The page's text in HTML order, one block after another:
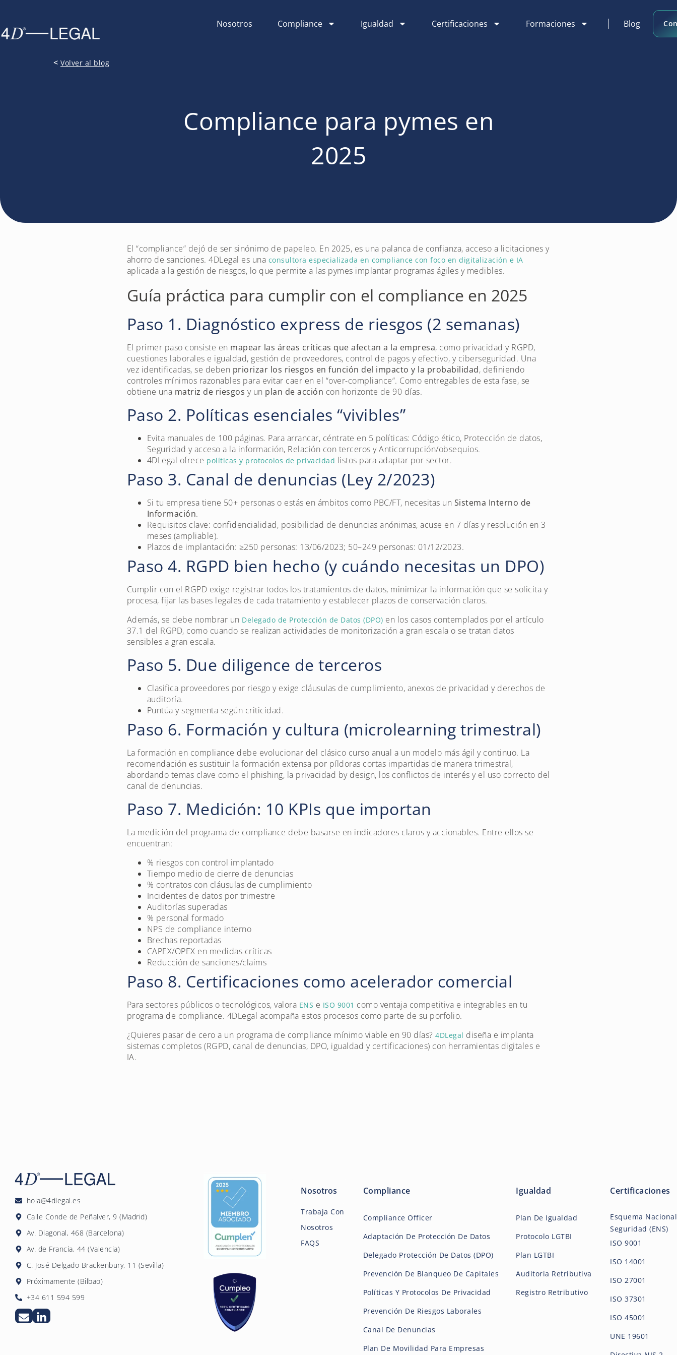
Nosotros Compliance Igualdad Certificaciones Formaciones Blog
< Volver al blog
Compliance para pymes en
2025
El “compliance” dejó de ser sinónimo de papeleo. En 2025, es una palanca de confianza, acceso a licitaciones y
ahorro de sanciones. 4DLegal es una consultora especializada en compliance con foco en digitalización e IA
aplicada a la gestión de riesgos, lo que permite a las pymes implantar programas ágiles y medibles.
Guía práctica para cumplir con el compliance en 2025
Paso 1. Diagnóstico express de riesgos (2 semanas)
El primer paso consiste en mapear las áreas críticas que afectan a la empresa, como privacidad y RGPD,
cuestiones laborales e igualdad, gestión de proveedores, control de pagos y efectivo, y ciberseguridad. Una
vez identificadas, se deben priorizar los riesgos en función del impacto y la probabilidad, definiendo
controles mínimos razonables para evitar caer en el “over-compliance”. Como entregables de esta fase, se
obtiene una matriz de riesgos y un plan de acción con horizonte de 90 días.
Paso 2. Políticas esenciales “vivibles”
Evita manuales de 100 páginas. Para arrancar, céntrate en 5 políticas: Código ético, Protección de datos,
Seguridad y acceso a la información, Relación con terceros y Anticorrupción/obsequios.
4DLegal ofrece políticas y protocolos de privacidad listos para adaptar por sector.
Paso 3. Canal de denuncias (Ley 2/2023)
Si tu empresa tiene 50+ personas o estás en ámbitos como PBC/FT, necesitas un Sistema Interno de
Información.
Requisitos clave: confidencialidad, posibilidad de denuncias anónimas, acuse en 7 días y resolución en 3
meses (ampliable).
Plazos de implantación: ≥250 personas: 13/06/2023; 50–249 personas: 01/12/2023.
Paso 4. RGPD bien hecho (y cuándo necesitas un DPO)
Cumplir con el RGPD exige registrar todos los tratamientos de datos, minimizar la información que se solicita y
procesa, fijar las bases legales de cada tratamiento y establecer plazos de conservación claros.
Además, se debe nombrar un Delegado de Protección de Datos (DPO) en los casos contemplados por el artículo
37.1 del RGPD, como cuando se realizan actividades de monitorización a gran escala o se tratan datos
sensibles a gran escala.
Paso 5. Due diligence de terceros
Clasifica proveedores por riesgo y exige cláusulas de cumplimiento, anexos de privacidad y derechos de
auditoría.
Puntúa y segmenta según criticidad.
Paso 6. Formación y cultura (microlearning trimestral)
La formación en compliance debe evolucionar del clásico curso anual a un modelo más ágil y continuo. La
recomendación es sustituir la formación extensa por píldoras cortas impartidas de manera trimestral,
abordando temas clave como el phishing, la privacidad by design, los conflictos de interés y el uso correcto del
canal de denuncias.
Paso 7. Medición: 10 KPIs que importan
La medición del programa de compliance debe basarse en indicadores claros y accionables. Entre ellos se
encuentran:
% riesgos con control implantado
Tiempo medio de cierre de denuncias
% contratos con cláusulas de cumplimiento
Incidentes de datos por trimestre
Auditorías superadas
% personal formado
NPS de compliance interno
Brechas reportadas
CAPEX/OPEX en medidas críticas
Reducción de sanciones/claims
Paso 8. Certificaciones como acelerador comercial
Para sectores públicos o tecnológicos, valora ENS e ISO 9001 como ventaja competitiva e integrables en tu
programa de compliance. 4DLegal acompaña estos procesos como parte de su porfolio.
¿Quieres pasar de cero a un programa de compliance mínimo viable en 90 días?4DLegal diseña e implanta
sistemas completos (RGPD, canal de denuncias, DPO, igualdad y certificaciones) con herramientas digitales e
IA.
hola@4dlegal.es
Calle Conde de Peñalver, 9 (Madrid)
Av. Diagonal, 468 (Barcelona)
Av. de Francia, 44 (Valencia)
C. José Delgado Brackenbury, 11 (Sevilla)
Próximamente (Bilbao)
+34 611 594 599
Nosotros
Trabaja Con
Nosotros
FAQS
Compliance
Compliance Officer
Adaptación De Protección De Datos
Delegado Protección De Datos (DPO)
Prevención De Blanqueo De Capitales
Políticas Y Protocolos De Privacidad
Prevención De Riesgos Laborales
Canal De Denuncias
Plan De Movilidad Para Empresas
Igualdad
Plan De Igualdad
Protocolo LGTBI
Plan LGTBI
Auditoria Retributiva
Registro Retributivo
Certificaciones
Esquema
Seguridad (ENS)
ISO 9001
ISO 14001
ISO 27001
ISO 37301
ISO 45001
UNE 19601